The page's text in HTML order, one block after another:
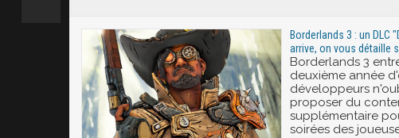
Borderlands 3 : un DLC
arrive, on vous détaille
Borderlands 3
deuxième année
développeurs
proposer du
supplémentaire
soirées des